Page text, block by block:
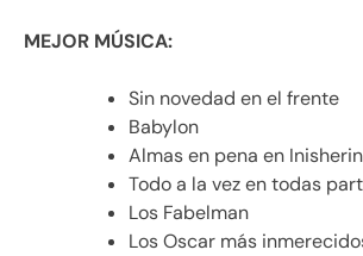
MEJOR MÚSICA:
Sin novedad en el frente
Babylon
Almas en pena en Inisherin
Todo a la vez en todas
Los Fabelman
Los Oscar más